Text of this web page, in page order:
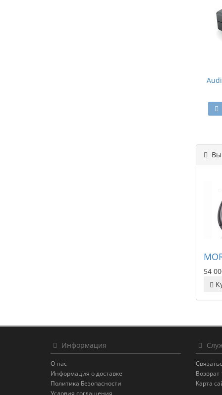
Вы
54
Информация
О нас
Информация о доставке
Политика Безопасности
Условия соглашения
Возврат
Карта